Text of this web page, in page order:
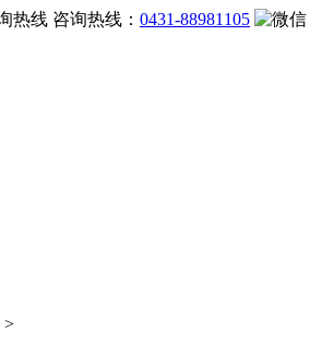
咨询热线： 0431-88981105
>